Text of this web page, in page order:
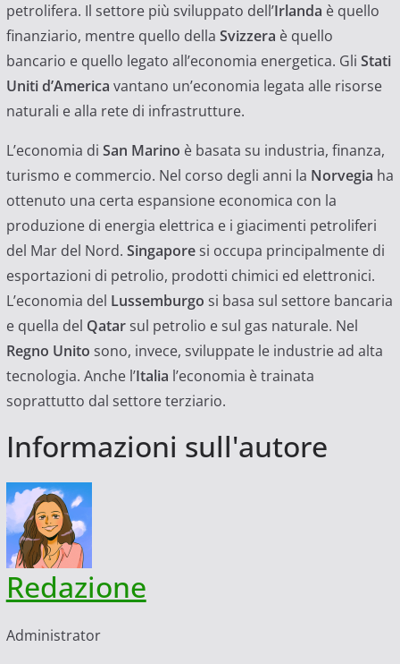
petrolifera. Il settore più sviluppato dell’Irlanda è quello
finanziario, mentre quello della Svizzera è quello
bancario e quello legato all’economia energetica. Gli Stati
Uniti d’America vantano un’economia legata alle risorse
naturali e alla rete di infrastrutture.
L’economia di San Marino è basata su industria, finanza,
turismo e commercio. Nel corso degli anni la Norvegia ha
ottenuto una certa espansione economica con la
produzione di energia elettrica e i giacimenti petroliferi
del Mar del Nord. Singapore si occupa principalmente di
esportazioni di petrolio, prodotti chimici ed elettronici.
L’economia del Lussemburgo si basa sul settore bancaria
e quella del Qatar sul petrolio e sul gas naturale. Nel
Regno Unito sono, invece, sviluppate le industrie ad alta
tecnologia. Anche l’Italia l’economia è trainata
soprattutto dal settore terziario.
Informazioni sull'autore
Redazione
Administrator